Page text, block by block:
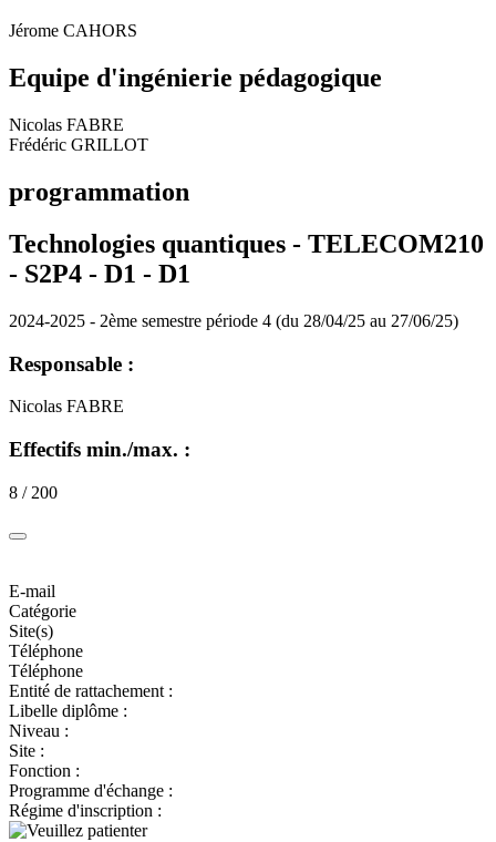
Jérome CAHORS
Equipe d'ingénierie pédagogique
Nicolas FABRE
Frédéric GRILLOT
programmation
Technologies quantiques - TELECOM210
- S2P4 - D1 - D1
2024-2025 - 2ème semestre période 4 (du 28/04/25 au 27/06/25)
Responsable :
Nicolas FABRE
Effectifs min./max. :
8 / 200
E-mail
Catégorie
Site(s)
Téléphone
Téléphone
Entité de rattachement :
Libelle diplôme :
Niveau :
Site :
Fonction :
Programme d'échange :
Régime d'inscription :